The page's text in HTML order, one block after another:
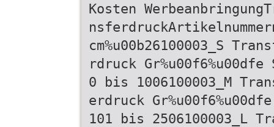
Kosten
cm%u00b26100003_S
rdruck Gr%u00f6%u00dfe
0 bis 1006100003_M
erdruck Gr%u00f6%u00dfe
101 bis 2506100003_L